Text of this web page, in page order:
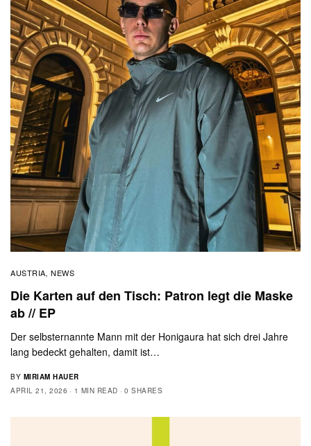
AUSTRIA, NEWS
Die Karten auf den Tisch: Patron legt die Maske
ab // EP
Der selbsternannte Mann mit der Honigaura hat sich drei Jahre
lang bedeckt gehalten, damit ist…
BY MIRIAM HAUER
APRIL 21, 2026
1 MIN READ 0 SHARES